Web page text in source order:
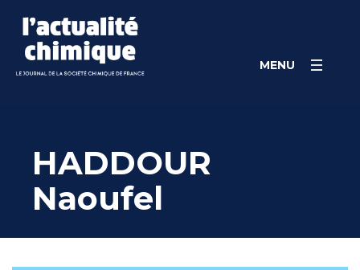
content
MENU
HADDOUR
Naoufel